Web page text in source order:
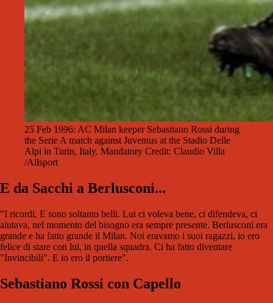
25 Feb 1996: AC Milan keeper Sebastiano Rossi during
the Serie A match against Juventus at the Stadio Delle
Alpi in Turin, Italy. Mandatory Credit: Claudio Villa
/Allsport
E da Sacchi a Berlusconi...
"I ricordi. E sono soltanto belli. Lui ci voleva bene, ci difendeva, ci
aiutava, nel momento del bisogno era sempre presente. Berlusconi era
grande e ha fatto grande il Milan. Noi eravamo i suoi ragazzi, io ero
felice di stare con lui, in quella squadra. Ci ha fatto diventare
"Invincibili". E io ero il portiere".
Sebastiano Rossi con Capello